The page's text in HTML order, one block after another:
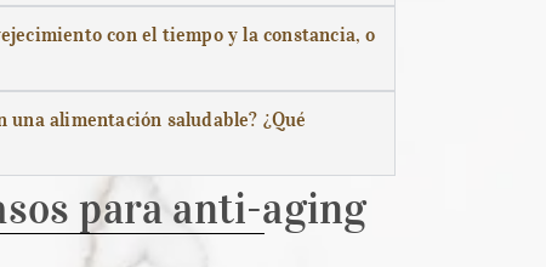
con el tiempo y la constancia, o
una alimentación saludable? ¿Qué
para anti-aging